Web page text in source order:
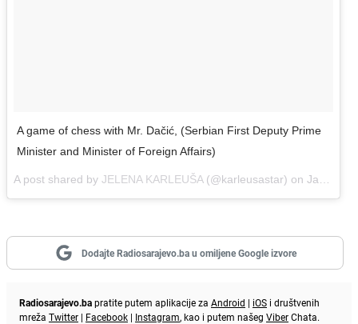
A game of chess with Mr. Dačić, (Serbian First Deputy Prime
Minister and Minister of Foreign Affairs)
A post shared by JELENA KARLEUŠA(@karleusastar) on Jan 9, 2018 at 6:55am PST
Dodajte Radiosarajevo.ba u omiljene Google izvore
Radiosarajevo.bapratite putem aplikacije za Android | iOS i društvenih
mreža Twitter | Facebook | Instagram, kao i putem našeg ViberChata.